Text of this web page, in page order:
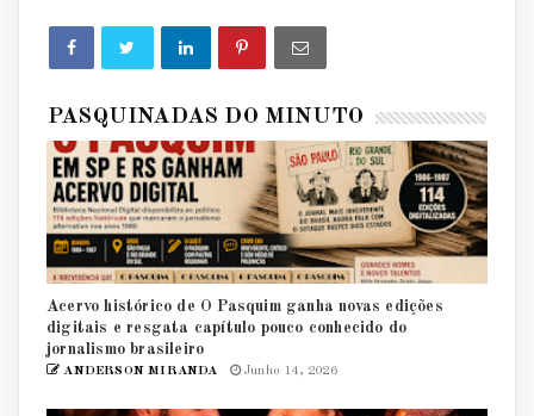
PASQUINADAS DO MINUTO
Acervo histórico de O Pasquim ganha novas edições
digitais e resgata capítulo pouco conhecido do
jornalismo brasileiro
ANDERSON MIRANDA Junho 14, 2026